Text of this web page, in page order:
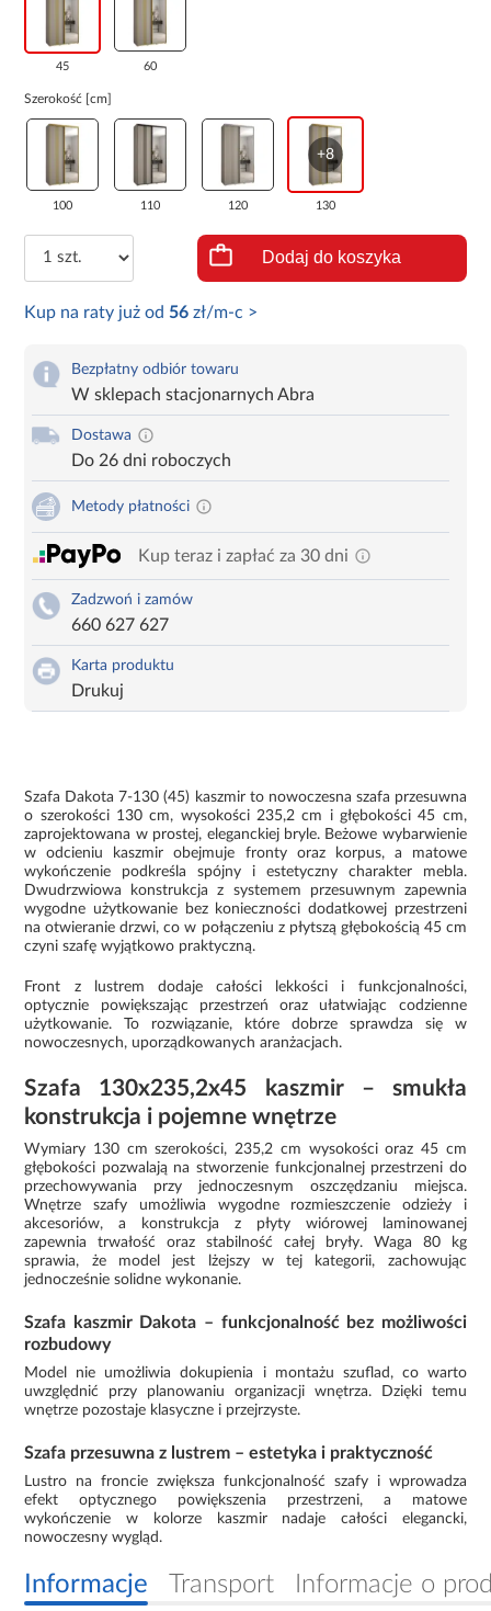
45 60
Szerokość [cm]
100 110 120
+8
130
Dodaj do koszyka
Kup na raty już od 56 zł/m-c >
Bezpłatny odbiór towaru
W sklepach stacjonarnych Abra
Dostawa
Do 26 dni roboczych
Metody płatności
Kup teraz i zapłać za 30 dni
Zadzwoń i zamów
660 627 627
Karta produktu
Drukuj
Szafa Dakota 7-130 (45) kaszmir to nowoczesna szafa przesuwna
o szerokości 130 cm, wysokości 235,2 cm i głębokości 45 cm,
zaprojektowana w prostej, eleganckiej bryle. Beżowe wybarwienie
w odcieniu kaszmir obejmuje fronty oraz korpus, a matowe
wykończenie podkreśla spójny i estetyczny charakter mebla.
Dwudrzwiowa konstrukcja z systemem przesuwnym zapewnia
wygodne użytkowanie bez konieczności dodatkowej przestrzeni
na otwieranie drzwi, co w połączeniu z płytszą głębokością 45 cm
czyni szafę wyjątkowo praktyczną.
Front z lustrem dodaje całości lekkości i funkcjonalności,
optycznie powiększając przestrzeń oraz ułatwiając codzienne
użytkowanie. To rozwiązanie, które dobrze sprawdza się w
nowoczesnych, uporządkowanych aranżacjach.
Szafa 130x235,2x45 kaszmir – smukła
konstrukcja i pojemne wnętrze
Wymiary 130 cm szerokości, 235,2 cm wysokości oraz 45 cm
głębokości pozwalają na stworzenie funkcjonalnej przestrzeni do
przechowywania przy jednoczesnym oszczędzaniu miejsca.
Wnętrze szafy umożliwia wygodne rozmieszczenie odzieży i
akcesoriów, a konstrukcja z płyty wiórowej laminowanej
zapewnia trwałość oraz stabilność całej bryły. Waga 80 kg
sprawia, że model jest lżejszy w tej kategorii, zachowując
jednocześnie solidne wykonanie.
Szafa kaszmir Dakota – funkcjonalność bez możliwości
rozbudowy
Model nie umożliwia dokupienia i montażu szuflad, co warto
uwzględnić przy planowaniu organizacji wnętrza. Dzięki temu
wnętrze pozostaje klasyczne i przejrzyste.
Szafa przesuwna z lustrem – estetyka i praktyczność
Lustro na froncie zwiększa funkcjonalność szafy i wprowadza
efekt optycznego powiększenia przestrzeni, a matowe
wykończenie w kolorze kaszmir nadaje całości elegancki,
nowoczesny wygląd.
Informacje Transport Informacje o